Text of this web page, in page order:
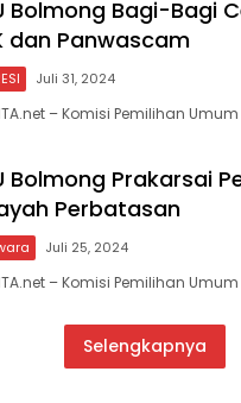
Bolmong Bagi-Bagi
dan Panwascam
Juli 31, 2024
– Komisi Pemilihan
Bolmong Prakarsai
Perbatasan
Juli 25, 2024
– Komisi Pemilihan
Selengkapnya